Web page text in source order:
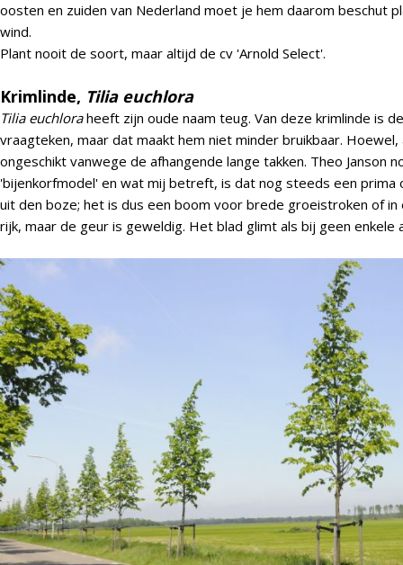
oosten en zuiden van Nederland moet je hem daarom beschut
wind.
Plant nooit de soort, maar altijd de cv 'Arnold Select'.
Krimlinde, Tilia euchlora
Tilia euchloraheeft zijn oude naam teug. Van deze krimlinde is
vraagteken, maar dat maakt hem niet minder bruikbaar.
ongeschikt vanwege de afhangende lange takken. Theo Janson
'bijenkorfmodel' en wat mij betreft, is dat nog steeds een prima
uit den boze; het is dus een boom voor brede groeistroken of in
rijk, maar de geur is geweldig. Het blad glimt als bij geen enkele